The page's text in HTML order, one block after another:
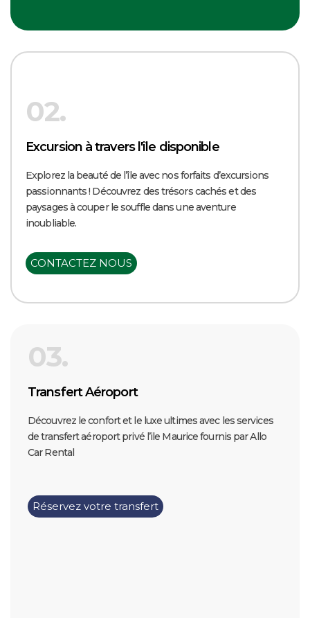
02.
Excursion à travers l'île disponible
Explorez la beauté de l’île avec nos forfaits d’excursions
passionnants ! Découvrez des trésors cachés et des
paysages à couper le souffle dans une aventure
inoubliable.
CONTACTEZ NOUS
03.
Transfert Aéroport
Découvrez le confort et le luxe ultimes avec les services
de transfert aéroport privé l’ile Maurice fournis par Allo
Car Rental
Réservez votre transfert